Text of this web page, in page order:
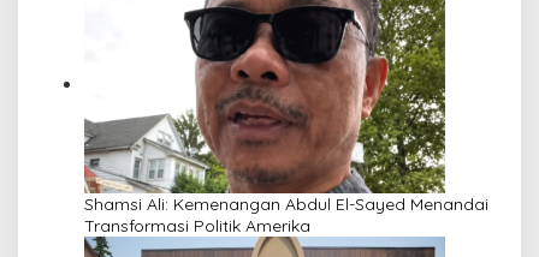
Shamsi Ali: Kemenangan Abdul El-Sayed Menandai
Transformasi Politik Amerika